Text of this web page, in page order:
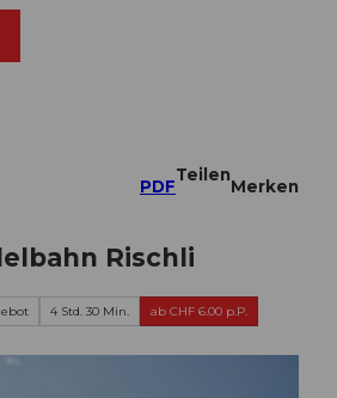
PDF
Teilen
Merken
Rischli
4 Std. 30 Min. ab CHF 6.00 p.P.